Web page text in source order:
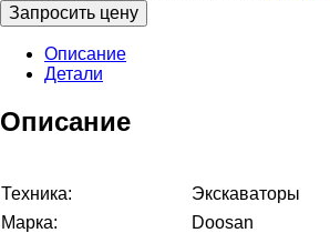
Запросить цену
Описание
Детали
Описание
Техника:
Экскаваторы
Марка:
Doosan